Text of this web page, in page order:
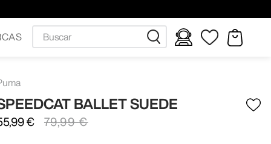
BALLET SUEDE
,99 € 79,99 €